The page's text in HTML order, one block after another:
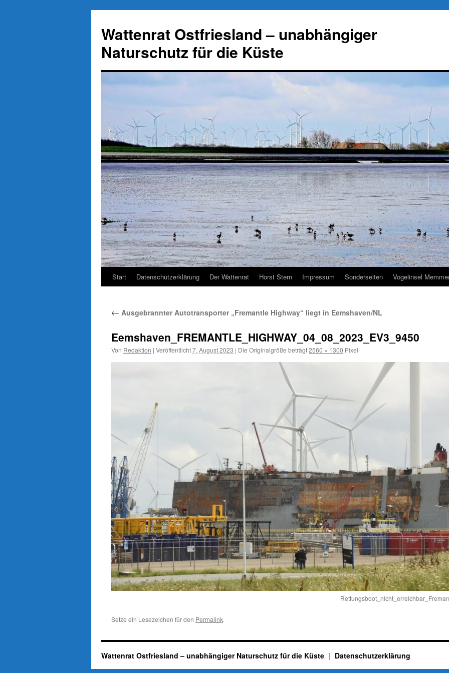
springen
Wattenrat Ostfriesland – unabhängiger
Naturschutz für die Küste
Start Datenschutzerklärung Der Wattenrat Horst Stern Impressum Sonderseiten Vogelinsel
← Ausgebrannter Autotransporter „Fremantle Highway“ liegt in Eemshaven/NL
Eemshaven_FREMANTLE_HIGHWAY_04_08_2023_EV3_9450
Von Redaktion | Veröffentlicht7. August 2023 | Die Originalgröße beträgt2560 × 1300 Pixel
Setze ein Lesezeichen für den Permalink.
Wattenrat Ostfriesland – unabhängiger Naturschutz für die Küste Datenschutzerklärung